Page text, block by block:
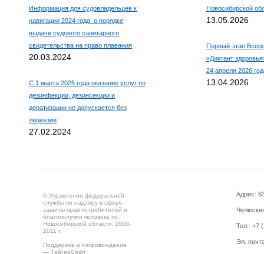
Информация для судовладельцев к
навигации 2024 года: о порядке
выдачи судового санитарного
свидетельства на право плавания
20.03.2024
С 1 марта 2025 года оказание услуг по
дезинфекции, дезинсекции и
дератизации не допускается без
лицензии
27.02.2024
Новосибирской
13.05.2026
Первый этап
«Диктант
24 апреля 2026
13.04.2026
© Управление федеральной
службы по надзору в сфере
защиты прав потребителей и
благополучия человека по
Новосибирской области, 2006-
2011 г.
Поддержка и сопровождение
— ТайгерСофт
Адрес:
Тел.: +7
Эл.